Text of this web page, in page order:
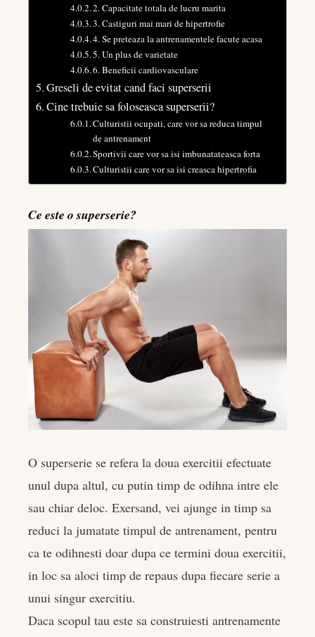
2. Capacitate totala de lucru marita
3. Castiguri mai mari de hipertrofie
4. Se preteaza la antrenamentele facute acasa
5. Un plus de varietate
6. Beneficii cardiovasculare
Greseli de evitat cand faci superserii
Cine trebuie sa foloseasca superserii?
Culturistii ocupati, care vor sa reduca timpul
de antrenament
Sportivii care vor sa isi imbunatateasca forta
Culturistii care vor sa isi creasca hipertrofia
Ce este o superserie?
O superserie se refera la doua exercitii efectuate
unul dupa altul, cu putin timp de odihna intre ele
sau chiar deloc. Exersand, vei ajunge in timp sa
reduci la jumatate timpul de antrenament, pentru
ca te odihnesti doar dupa ce termini doua exercitii,
in loc sa aloci timp de repaus dupa fiecare serie a
unui singur exercitiu.
Daca scopul tau este sa construiesti antrenamente